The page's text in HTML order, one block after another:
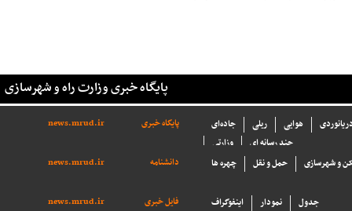
پایگاه خبری وزارت راه و شهرسازی
پایگاه خبری news.mrud.ir جاده‌ای ریلی هوایی
وزارتی
چند رسانه ای
دانشنامه
news.mrud.ir چهره ها حمل و نقل و شهرسازی
فایل خبری news.mrud.ir اینفوگراف نمودار جدول